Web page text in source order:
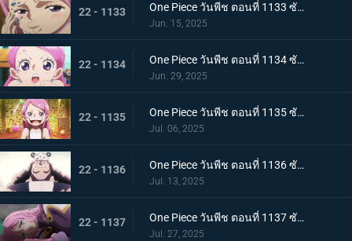
22 - 1133 One Piece วันพีช ตอนที่ 1133 ซับไทย ช่วยบอนนี่ "แปซิฟิสต้า" ผู้ใจเสาะ คุมะ
Jun. 15, 2025
22 - 1134 One Piece วันพีช ตอนที่ 1134 ซับไทย ชะตากรรมอันโหดร้าย การตัดสินใจของคุมะผู้เป็นพ่อ
Jun. 29, 2025
22 - 1135 One Piece วันพีช ตอนที่ 1135 ซับไทย สู่ทะเลที่พ่ออยู่ อนาคตที่บอนนี่เลือก
Jul. 06, 2025
22 - 1136 One Piece วันพีช ตอนที่ 1136 ซับไทย ชีวิตของคุมะ
Jul. 13, 2025
22 - 1137 One Piece วันพีช ตอนที่ 1137 ซับไทย ขอโทษนะคุณพ่อ น้ำตาของบอนนี่กับหมัดของคุมะ
Jul. 27, 2025